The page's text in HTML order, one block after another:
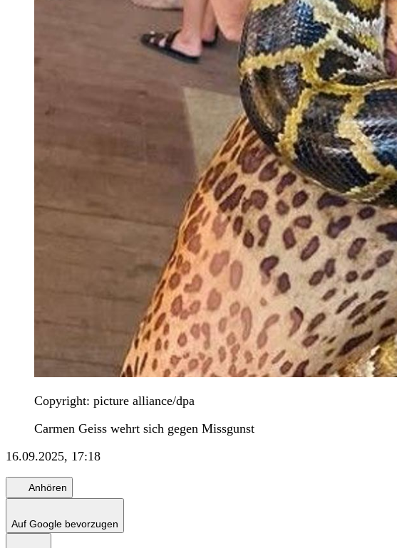
Copyright: picture alliance/dpa
Carmen Geiss wehrt sich gegen Missgunst
16.09.2025, 17:18
Anhören
Auf Google bevorzugen